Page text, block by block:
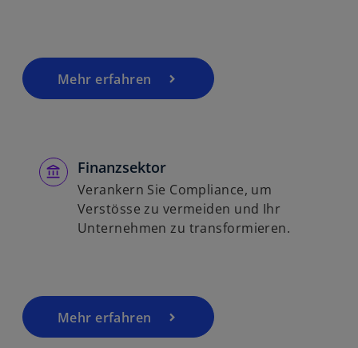
Mehr erfahren
Finanzsektor
Verankern Sie Compliance, um
Verstösse zu vermeiden und Ihr
Unternehmen zu transformieren.
Mehr erfahren